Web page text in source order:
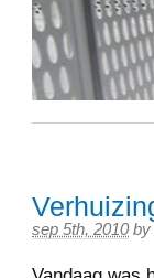
sep 5th, 2010 by